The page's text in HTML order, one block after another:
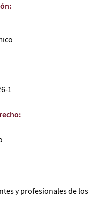
1
y profesionales de los